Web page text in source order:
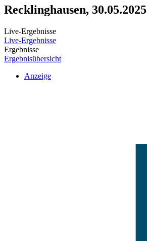
Recklinghausen, 30.05.2025
Live-Ergebnisse
Live-Ergebnisse
Ergebnisse
Ergebnisübersicht
Anzeige